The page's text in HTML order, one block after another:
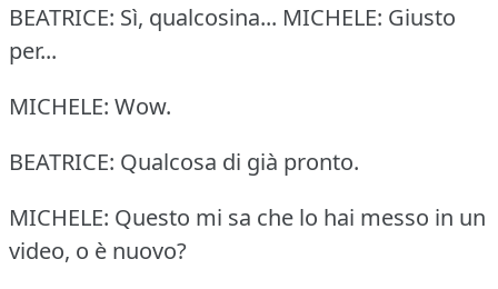
BEATRICE: Sì, qualcosina... MICHELE: Giusto
per...
MICHELE: Wow.
BEATRICE: Qualcosa di già pronto.
MICHELE: Questo mi sa che lo hai messo in un
video, o è nuovo?